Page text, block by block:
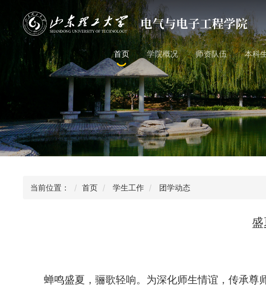
首页 学院概况 师资队伍 本科
当前位置： 首页 学生工作 团学动态
蝉鸣盛夏，骊歌轻响。为深化师生情谊，传承尊